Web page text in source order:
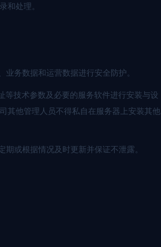
和处理。
务数据和运营数据进行安全防护。
技术参数及必要的服务软件进行安装与设
其他管理人员不得私自在服务器上安装其他
或根据情况及时更新并保证不泄露。